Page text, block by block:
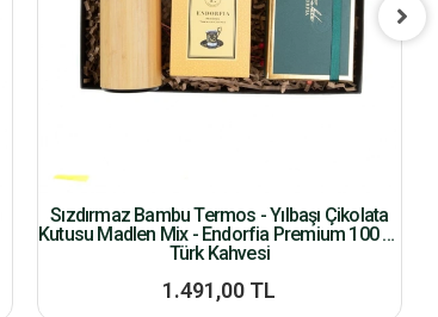
Sızdırmaz Bambu Termos - Yılbaşı Çikolata
Kutusu Madlen Mix - Endorfia Premium 100 Gr
Türk Kahvesi
1.491,00 TL